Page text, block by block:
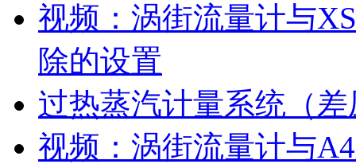
视频：涡街流量计与
除的设置
过热蒸汽计量系统（
视频：涡街流量计与